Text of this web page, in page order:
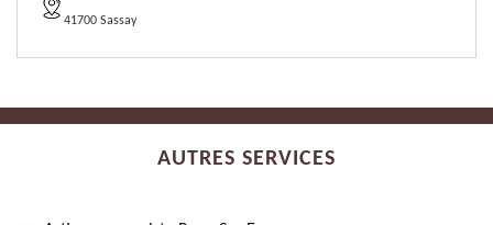
41700 Sassay
AUTRES SERVICES